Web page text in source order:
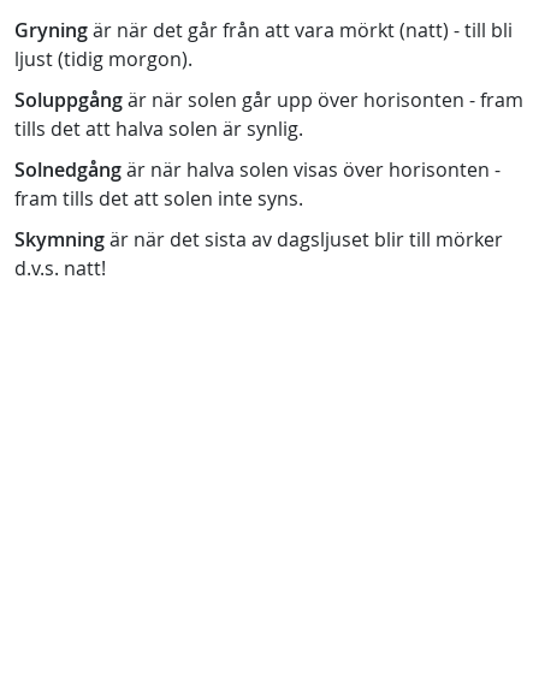
Gryningär när det går från att vara mörkt (natt) - till bli
ljust (tidig morgon).
Soluppgångär när solen går upp över horisonten - fram
tills det att halva solen är synlig.
Solnedgångär när halva solen visas över horisonten -
fram tills det att solen inte syns.
Skymningär när det sista av dagsljuset blir till mörker
d.v.s. natt!